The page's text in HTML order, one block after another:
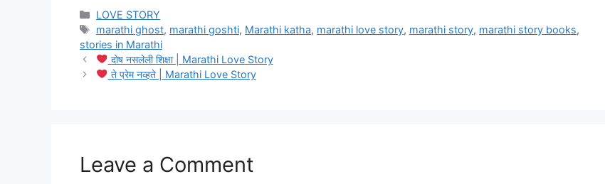
Categories
LOVE STORY
Tags
marathi ghost, marathi goshti, Marathi katha, marathi love story, marathi story, marathi story books,
stories in Marathi
दोष नसलेली शिक्षा | Marathi Love Story
ते प्रेम नव्हते | Marathi Love Story
Leave a Comment